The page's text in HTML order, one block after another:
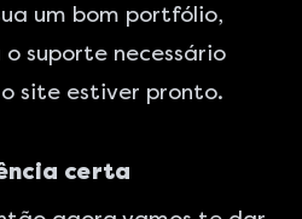
um bom portfólio,
suporte necessário
site estiver pronto.
certa